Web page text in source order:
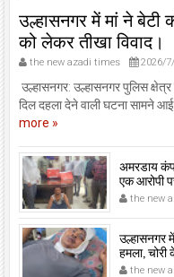
उल्हासनगर में मां ने बेटी
को लेकर तीखा विवाद।
the new azadi times 2026/
उल्हासनगर: उल्हासनगर पुलिस
दिल दहला देने वाली घटना सामने
more »
अमरडाय
एक आरोपी
घरफोड़ियों
आरोपी के
आभूषण
the new
उल्हासनगर
हमला,
रूप सेthe new